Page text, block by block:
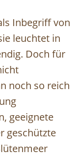
Inbegriff von
leuchtet in
Doch für
noch so reich
geeignete
geschützte